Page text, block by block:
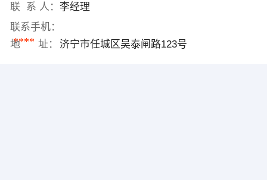
联 系 人： 李经理
联系手机：
****
地 址： 济宁市任城区吴泰闸路123号